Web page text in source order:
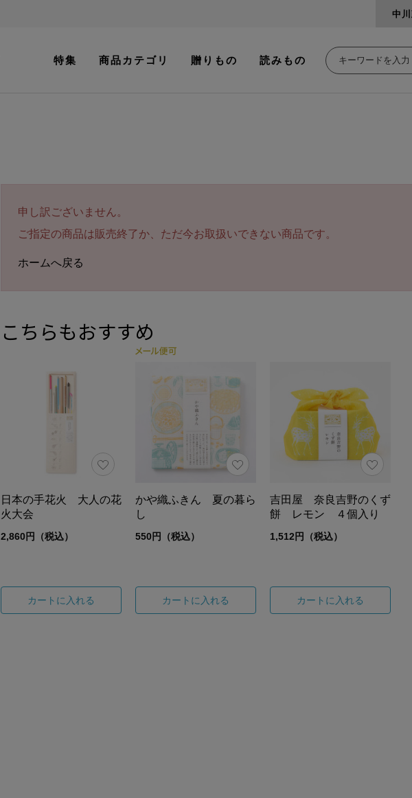
中
特集 商品カテゴリ 贈りもの 読みもの
申し訳ございません。
ご指定の商品は販売終了か、ただ今お取扱いできない商品です。
ホームへ戻る
こちらもおすすめ
日本の手花火 大人の花
火大会
2,860円（税込）
カートに入れる
かや織ふきん 夏の暮ら
し
550円（税込）
カートに入れる
吉田屋 奈良吉野のくず
餅 レモン ４個入り
1,512円（税込）
カートに入れる